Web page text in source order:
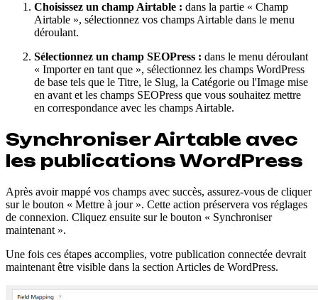
Choisissez un champ Airtable : dans la partie « Champ
Airtable », sélectionnez vos champs Airtable dans le menu
déroulant.
Sélectionnez un champ SEOPress : dans le menu déroulant
« Importer en tant que », sélectionnez les champs WordPress
de base tels que le Titre, le Slug, la Catégorie ou l'Image mise
en avant et les champs SEOPress que vous souhaitez mettre
en correspondance avec les champs Airtable.
Synchroniser Airtable avec
les publications WordPress
Après avoir mappé vos champs avec succès, assurez-vous de cliquer
sur le bouton « Mettre à jour ». Cette action préservera vos réglages
de connexion. Cliquez ensuite sur le bouton « Synchroniser
maintenant ».
Une fois ces étapes accomplies, votre publication connectée devrait
maintenant être visible dans la section Articles de WordPress.